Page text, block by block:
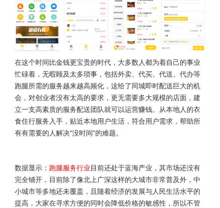
在这个时间比金钱更宝贵的时代，大多数人都为着自己的事业
忙碌着，无暇顾及太多琐事，包括外卖、代买、代送、代办等
跑腿所需的服务越来越高频化，这给了同城即时配送巨大的机
会，对创业者没有太高的要求，更无需要多大规模的店面，建
立一支高素质的服务配送团队就可以运营赚钱。从本地人的衣
食住行服务入手，贴近本地用户生活，符合用户需求，帮助所
有有需要的人解决“没时间”的难题。
数据显示： 跑腿服务行业目前还处于蓝海产业，其市场还没有
完全铺开，目前除了像北上广深这样的大城市非常普及外，中
小城市等多地还未覆盖，且随着经济的发展与人民生活水平的
提高，大家在寻求方便的同时会降低价格的敏感性，所以不管